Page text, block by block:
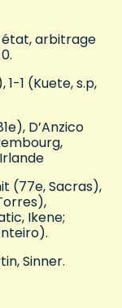
état, arbitrage
1 (Kuete, s.p,
D’Anzico
(77e, Sacras),
Ikene;
Sinner.